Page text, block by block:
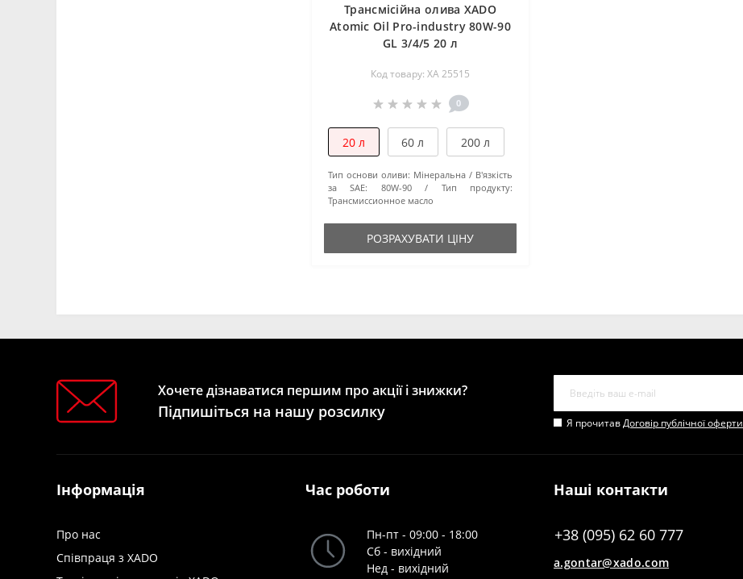
Трансмісійна олива XADO
Atomic Oil Pro-industry 80W-90
GL 3/4/5 20 л
Код товару: XA 25515
0
20 л 60 л 200 л
Тип основи оливи: Мінеральна
В'язкість
за SAE:
80W-90
Тип продукту:
Трансмиссионное масло
РОЗРАХУВАТИ ЦІНУ
Хочете дізнаватися першим про акції і знижки?
Підпишіться на нашу розсилку
Я прочитавДоговір публічної оферти
Інформація
Про нас
Співпраця з XADO
Час роботи
Пн-пт - 09:00 - 18:00
Сб - вихідний
Нед - вихідний
Наші контакти
+38 (095) 62 60 777
a.gontar@xado.com